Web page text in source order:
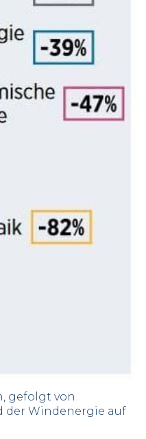
gefolgt von
der Windenergie auf